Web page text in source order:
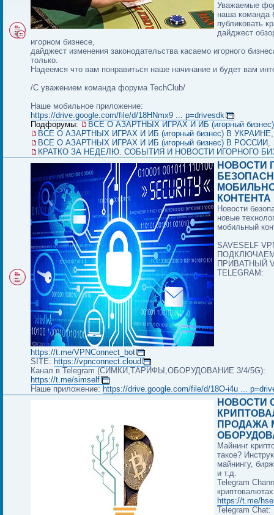
Уважаемые
наша команда
публиковать
дайджест
игорном бизнесе,
дайджест изменения законодательства касаемо игорного
только.
Надеемся что вам понравиться наше начинание и будет вам
/С уважением команда форума TechClub/
Наше мобильное приложение:
https://drive.google.com/file/d/18HNmx9 ... p=drivesdk
Подфорумы:
ВСЕ О АЗАРТНЫХ ИГРАХ И ИБ (игорный
ВСЕ О АЗАРТНЫХ ИГРАХ И ИБ (игорный бизнес) В УКРАИНЕ,
ВСЕ О АЗАРТНЫХ ИГРАХ И ИБ (игорный бизнес) В РОССИИ,
КРАТКО ЗА НЕДЕЛЮ. СОБЫТИЯ И НОВОСТИ ИГОРНОГО
НОВОСТИ
КОНТЕНТА
Новости
новые
мобильный
SAVESELF
ПРИВАТНЫЙ
TELEGRAM:
https://t.me/VPNConnect_bot
SITE: https://vpnconnect.cloud
Канал в Telegram (СИМКИ,ТАРИФЫ,ОБОРУДОВАНИЕ 3/4/5G):
https://t.me/simself
Наше приложение: https://drive.google.com/file/d/18O-i4u ...
НОВОСТИ
ПРОДАЖА
Майнинг
такое?
майнингу,
и т.д.
Telegram
https://t.me/
Telegram Chat: